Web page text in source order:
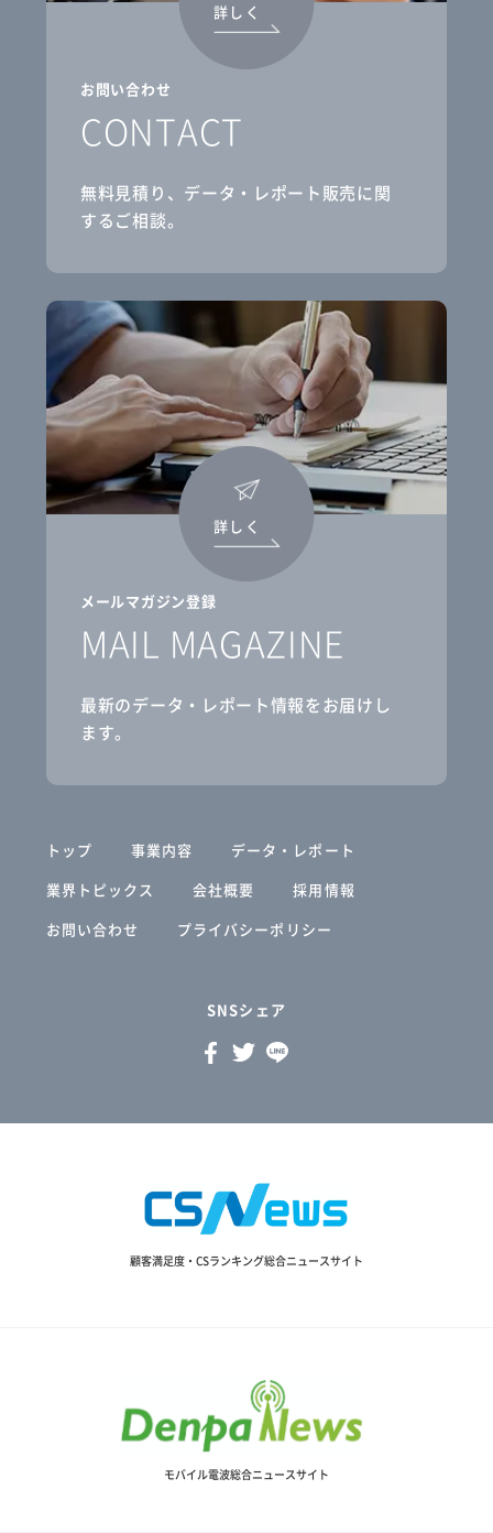
お問い合わせ
CONTACT
無料見積り、データ・レポート販売に関
するご相談。
詳しく
メールマガジン登録
MAIL MAGAZINE
最新のデータ・レポート情報をお届けし
ます。
詳しく
トップ 事業内容
データ・レポート
業界トピックス
会社概要
採用情報
お問い合わせ
プライバシーポリシー
SNSシェア
顧客満足度・CSランキング総合ニュースサイト
モバイル電波総合ニュースサイト